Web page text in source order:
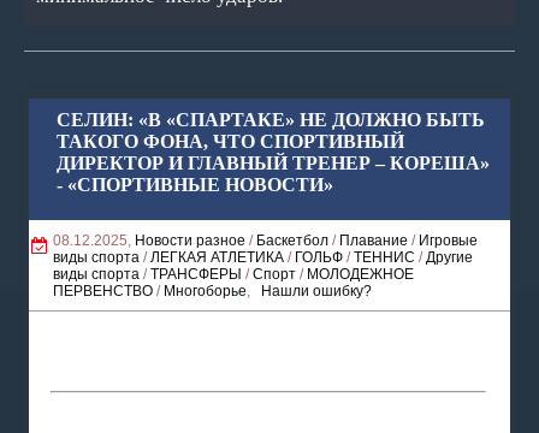
ширину. Баскетбол — один из самых популярных
СЕЛИН: «В «СПАРТАКЕ» НЕ ДОЛЖНО БЫТЬ
ТАКОГО ФОНА, ЧТО СПОРТИВНЫЙ
ДИРЕКТОР И ГЛАВНЫЙ ТРЕНЕР – КОРЕША»
- «СПОРТИВНЫЕ НОВОСТИ»
08.12.2025, Новости разное / Баскетбол / Плавание / Игровые
виды спорта /ЛЕГКАЯ АТЛЕТИКА / ГОЛЬФ /ТЕННИС /Другие
виды спорта /ТРАНСФЕРЫ /Спорт / МОЛОДЕЖНОЕ
ПЕРВЕНСТВО / Многоборье, Нашли ошибку?